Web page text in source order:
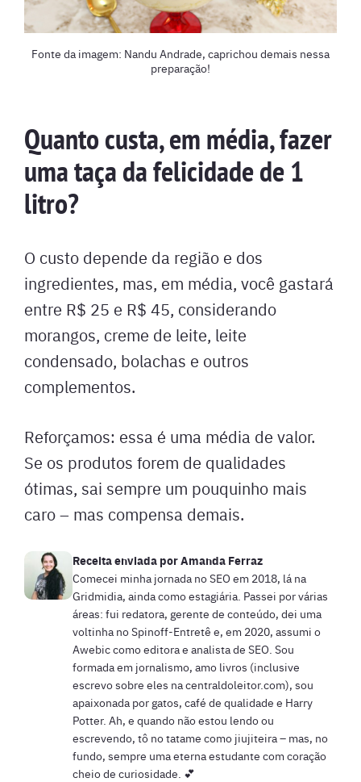
Fonte da imagem: Nandu Andrade, caprichou demais nessa
preparação!
Quanto custa, em média, fazer
uma taça da felicidade de 1
litro?
O custo depende da região e dos
ingredientes, mas, em média, você gastará
entre R$ 25 e R$ 45, considerando
morangos, creme de leite, leite
condensado, bolachas e outros
complementos.
Reforçamos: essa é uma média de valor.
Se os produtos forem de qualidades
ótimas, sai sempre um pouquinho mais
caro – mas compensa demais.
Receita enviada porAmanda Ferraz
Comecei minha jornada no SEO em 2018, lá na
Gridmidia, ainda como estagiária. Passei por várias
áreas: fui redatora, gerente de conteúdo, dei uma
voltinha no Spinoff-Entretê e, em 2020, assumi o
Awebic como editora e analista de SEO. Sou
formada em jornalismo, amo livros (inclusive
escrevo sobre eles na centraldoleitor.com), sou
apaixonada por gatos, café de qualidade e Harry
Potter. Ah, e quando não estou lendo ou
escrevendo, tô no tatame como jiujiteira – mas, no
fundo, sempre uma eterna estudante com coração
cheio de curiosidade. 💕